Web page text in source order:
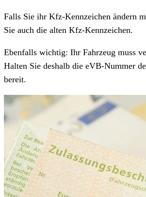
Falls Sie ihr Kfz-Kennzeichen ändern
Sie auch die alten Kfz-Kennzeichen.
Ebenfalls wichtig: Ihr Fahrzeug muss
Halten Sie deshalb die eVB-Nummer
bereit.